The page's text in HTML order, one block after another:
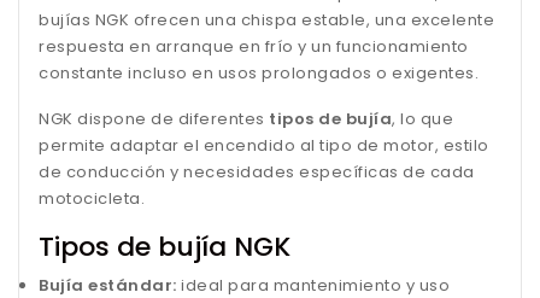
bujías NGK ofrecen una chispa estable, una excelente
respuesta en arranque en frío y un funcionamiento
constante incluso en usos prolongados o exigentes.
NGK dispone de diferentes tipos de bujía, lo que
permite adaptar el encendido al tipo de motor, estilo
de conducción y necesidades específicas de cada
motocicleta.
Tipos de bujía NGK
Bujía estándar: ideal para mantenimiento y uso